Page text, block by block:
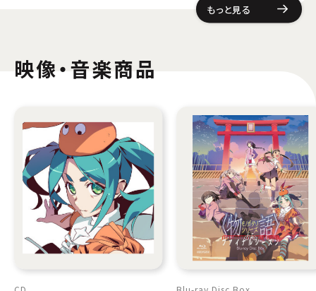
もっと見る
映像・音楽商品